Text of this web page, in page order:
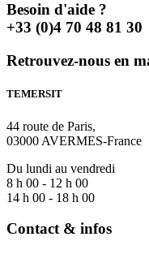
Besoin d'aide ?
+33 (0)4 70 48 81 30
Retrouvez-nous en
TEMERSIT
44 route de Paris,
03000 AVERMES-France
Du lundi au vendredi
8 h 00 - 12 h 00
14 h 00 - 18 h 00
Contact & infos